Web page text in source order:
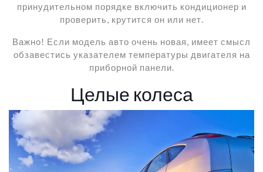
принудительном порядке включить кондиционер и
проверить, крутится он или нет.
Важно! Если модель авто очень новая, имеет смысл
обзавестись указателем температуры двигателя на
приборной панели.
Целые колеса